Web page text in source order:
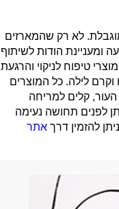
לא רק שהמארזים
ומעניינת הודות לשיתוף
טיפוח לניקוי והרגעת
וקרם לילה. כל המוצרים
העור, קלים למריחה
לפנים תחושה נעימה
אתר